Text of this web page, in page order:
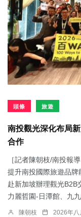
頭條 旅遊
南投觀光深化布局
合作
［記者陳朝枝/南投報
提升南投國際旅遊品
赴新加坡辦理觀光B2B
力麗哲園-日潭館、九九
陳朝枝 2026年八